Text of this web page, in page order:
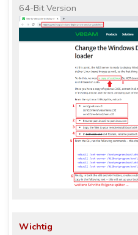
64-Bit Version
Wichtig